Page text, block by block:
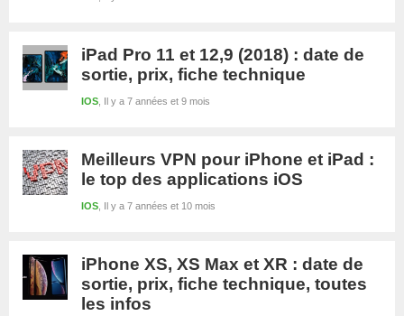
iPad Pro 11 et 12,9 (2018) : date de
sortie, prix, fiche technique
Il y a 7 années et 9 mois
IOS
Meilleurs VPN pour iPhone et iPad :
le top des applications iOS
Il y a 7 années et 10 mois
IOS
iPhone XS, XS Max et XR : date de
sortie, prix, fiche technique, toutes
les infos